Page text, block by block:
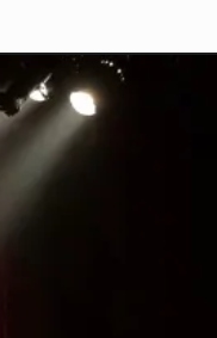
experiencia de
del sitio. Al